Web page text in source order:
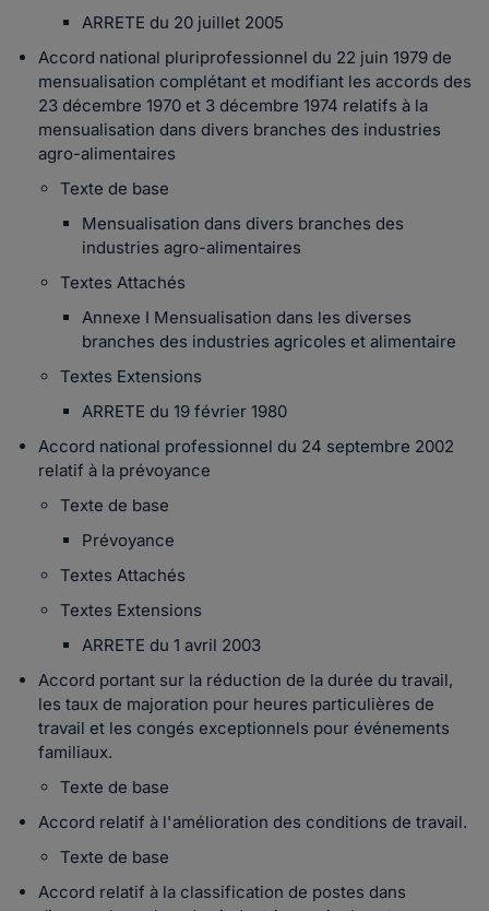
ARRETE du 20 juillet 2005
Accord national pluriprofessionnel du 22 juin 1979 de
mensualisation complétant et modifiant les accords des
23 décembre 1970 et 3 décembre 1974 relatifs à la
mensualisation dans divers branches des industries
agro-alimentaires
Texte de base
Mensualisation dans divers branches des
industries agro-alimentaires
Textes Attachés
Annexe I Mensualisation dans les diverses
branches des industries agricoles et alimentaire
Textes Extensions
ARRETE du 19 février 1980
Accord national professionnel du 24 septembre 2002
relatif à la prévoyance
Texte de base
Prévoyance
Textes Attachés
Textes Extensions
ARRETE du 1 avril 2003
Accord portant sur la réduction de la durée du travail,
les taux de majoration pour heures particulières de
travail et les congés exceptionnels pour événements
familiaux.
Texte de base
Accord relatif à l'amélioration des conditions de travail.
Texte de base
Accord relatif à la classification de postes dans